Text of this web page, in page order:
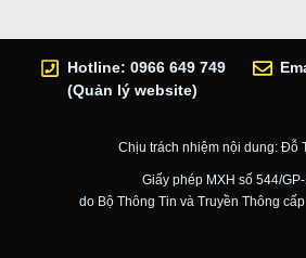
Hotline: 0966 649 749
(Quản lý website)
Chịu trách nhiệm nội dung: Đỗ
Giấy phép MXH số 544/
do Bộ Thông Tin và Truyền Thông